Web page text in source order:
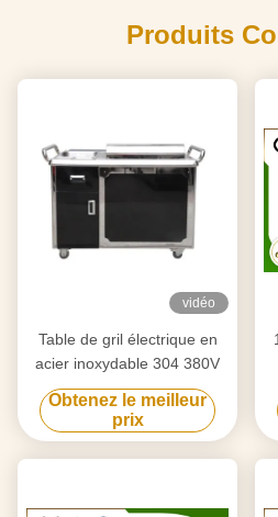
Produits
vidéo
Table de gril électrique en
acier inoxydable 304 380V
Obtenez le meilleur
prix